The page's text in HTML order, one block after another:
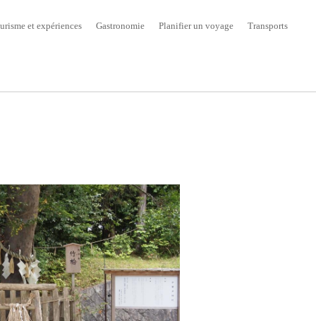
et expériences Gastronomie Planifier un voyage Transports